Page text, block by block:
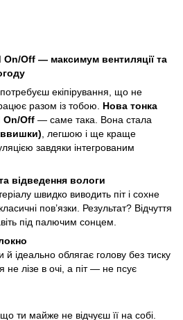
Off — максимум вентиляції та
екіпірування, що не
разом із тобою. Нова тонка
On/Off — саме така. Вона стала
, легшою і ще краще
завдяки інтегрованим
відведення вологи
швидко виводить піт і сохне
класичні пов’язки. Результат? Відчуття
під палючим сонцем.
й ідеально облягає голову без тиску
не лізе в очі, а піт — не псує
ти майже не відчуєш її на собі.